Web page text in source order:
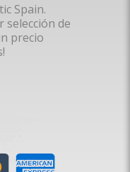
Spain.
selección de
precio